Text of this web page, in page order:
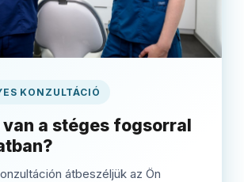
KONZULTÁCIÓ
van a stéges fogsorral
átbeszéljük az Ön